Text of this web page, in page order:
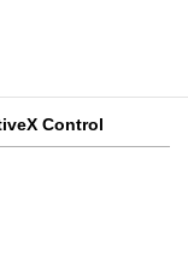
Control